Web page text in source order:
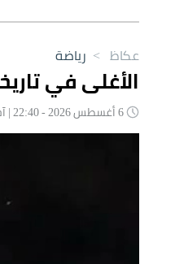
عكاظ > رياضة
الأغلى في